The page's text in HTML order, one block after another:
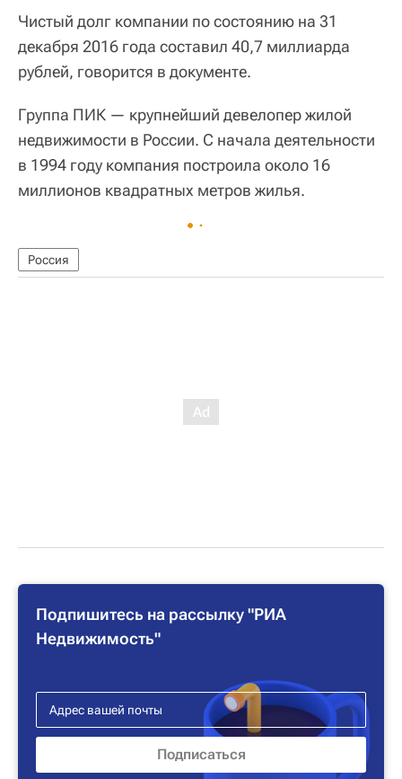
Чистый долг компании по состоянию на 31
декабря 2016 года составил 40,7 миллиарда
рублей, говорится в документе.
Группа ПИК — крупнейший девелопер жилой
недвижимости в России. С начала деятельности
в 1994 году компания построила около 16
миллионов квадратных метров жилья.
Россия
Подпишитесь на рассылку "РИА
Недвижимость"